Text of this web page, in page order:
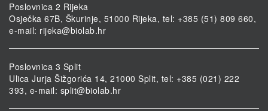
Poslovnica 2 Rijeka
Osječka 67B, Škurinje, 51000 Rijeka, tel: +385 (51) 809 660,
e-mail: rijeka@biolab.hr
Poslovnica 3 Split
Ulica Jurja Šižgorića 14, 21000 Split, tel: +385 (021) 222
393, e-mail: split@biolab.hr